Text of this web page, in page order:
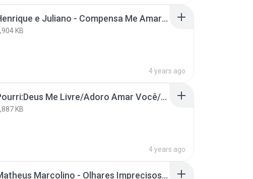
Henrique e Juliano - Compensa Me Amar - DVD Novas
KB
4 years ago
Pourri:Deus Me Livre/Adoro Amar Você/Declaração De Amor #SextouBB
KB
4 years ago
Matheus Marcolino - Olhares Imprecisos | DVD Eu Sou de Lua